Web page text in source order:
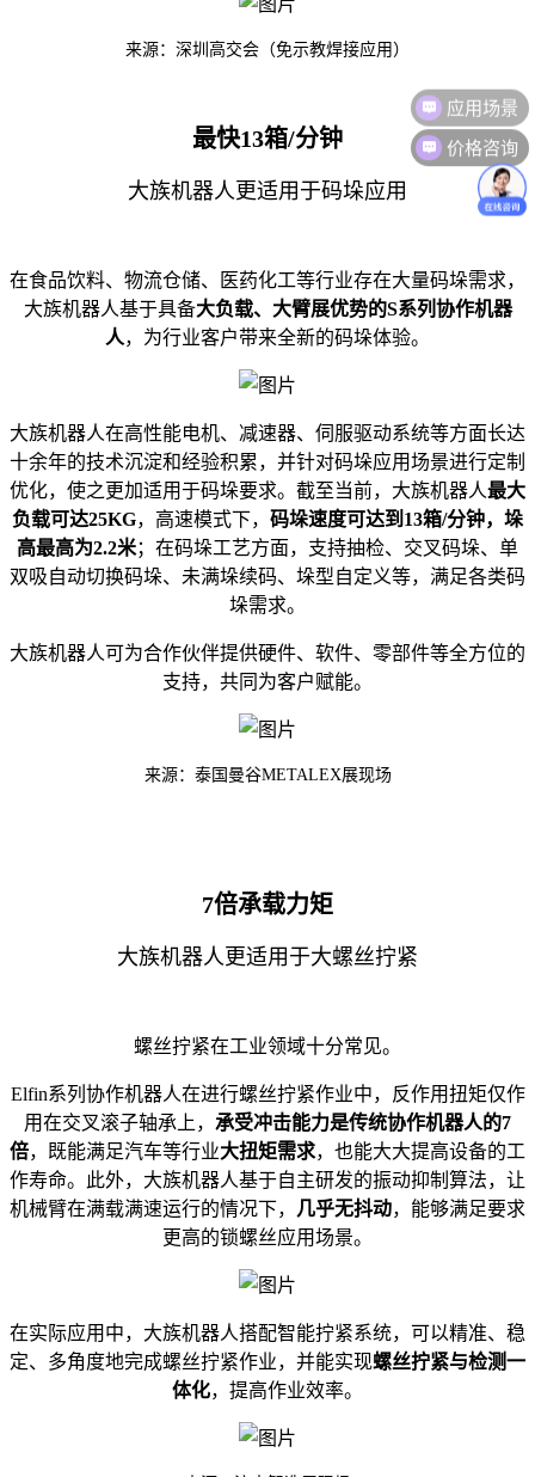
来源：深圳高交会（免示教焊接应用）
最快13箱/分钟
大族机器人更适用于码垛应用
在食品饮料、物流仓储、医药化工等行业存在大量码垛需求，
大族机器人基于具备大负载、大臂展优势的S系列协作机器
人，为行业客户带来全新的码垛体验。
大族机器人在高性能电机、减速器、伺服驱动系统等方面长达
十余年的技术沉淀和经验积累，并针对码垛应用场景进行定制
优化，使之更加适用于码垛要求。截至当前，大族机器人最大
负载可达25KG，高速模式下， 码垛速度可达到13箱/分钟，垛
高最高为2.2米；在码垛工艺方面，支持抽检、交叉码垛、单
双吸自动切换码垛、未满垛续码、垛型自定义等，满足各类码
垛需求。
大族机器人可为合作伙伴提供硬件、软件、零部件等全方位的
支持，共同为客户赋能。
来源：泰国曼谷METALEX展现场
7倍承载力矩
大族机器人更适用于大螺丝拧紧
螺丝拧紧在工业领域十分常见。
Elfin系列协作机器人在进行螺丝拧紧作业中，反作用扭矩仅作
用在交叉滚子轴承上， 承受冲击能力是传统协作机器人的7
倍，既能满足汽车等行业大扭矩需求，也能大大提高设备的工
作寿命。此外，大族机器人基于自主研发的振动抑制算法，让
机械臂在满载满速运行的情况下，
几乎无抖动，能够满足要求
更高的锁螺丝应用场景。
在实际应用中，大族机器人搭配智能拧紧系统，可以精准、稳
定、多角度地完成螺丝拧紧作业，并能实现螺丝拧紧与检测一
体化，提高作业效率。
价格咨询